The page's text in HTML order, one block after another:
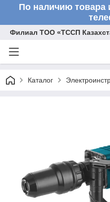
По наличию товара
Филиал ТОО «ТССП
Каталог